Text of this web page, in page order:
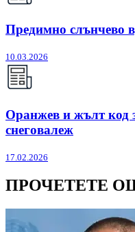
Предимно слънчево
10.03.2026
Оранжев и жълт код
снеговалеж
17.02.2026
ПРОЧЕТЕТЕ